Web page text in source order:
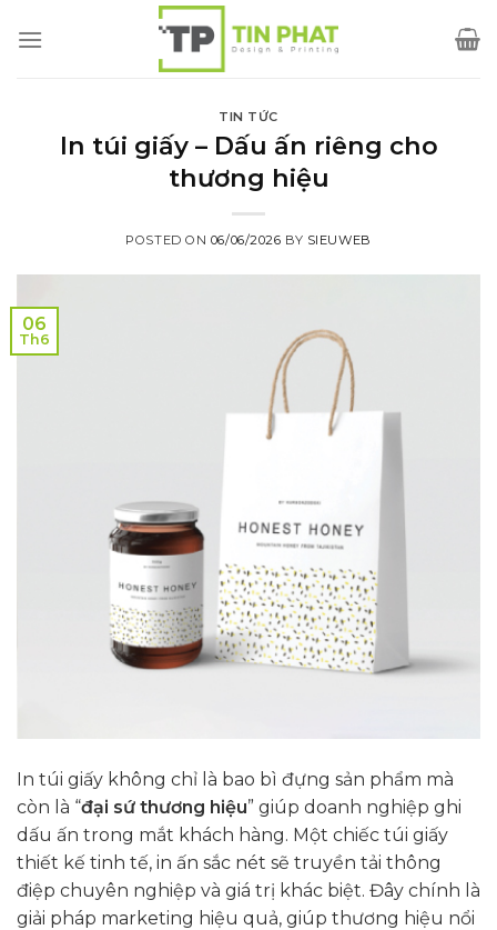
TIN TỨC
In túi giấy – Dấu ấn riêng cho
thương hiệu
POSTED ON 06/06/2026 BY SIEUWEB
06
Th6
In túi giấy không chỉ là bao bì đựng sản phẩm mà
còn là “đại sứ thương hiệu” giúp doanh nghiệp ghi
dấu ấn trong mắt khách hàng. Một chiếc túi giấy
thiết kế tinh tế, in ấn sắc nét sẽ truyền tải thông
điệp chuyên nghiệp và giá trị khác biệt. Đây chính là
giải pháp marketing hiệu quả, giúp thương hiệu nổi